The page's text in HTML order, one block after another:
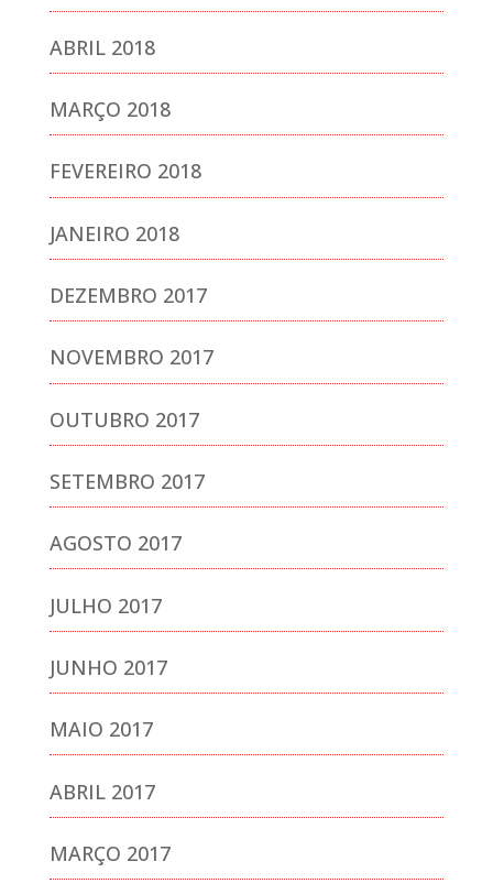
ABRIL 2018
MARÇO 2018
FEVEREIRO 2018
JANEIRO 2018
DEZEMBRO 2017
NOVEMBRO 2017
OUTUBRO 2017
SETEMBRO 2017
AGOSTO 2017
JULHO 2017
JUNHO 2017
MAIO 2017
ABRIL 2017
MARÇO 2017